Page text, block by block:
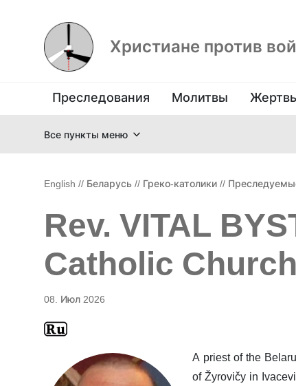
Христиане против
Преследования Молитвы
Все пункты меню
English // Беларусь // Греко-католики //
Rev. VITAL
Catholic
08. Июл 2026
A priest of the
of Žyrovičy in